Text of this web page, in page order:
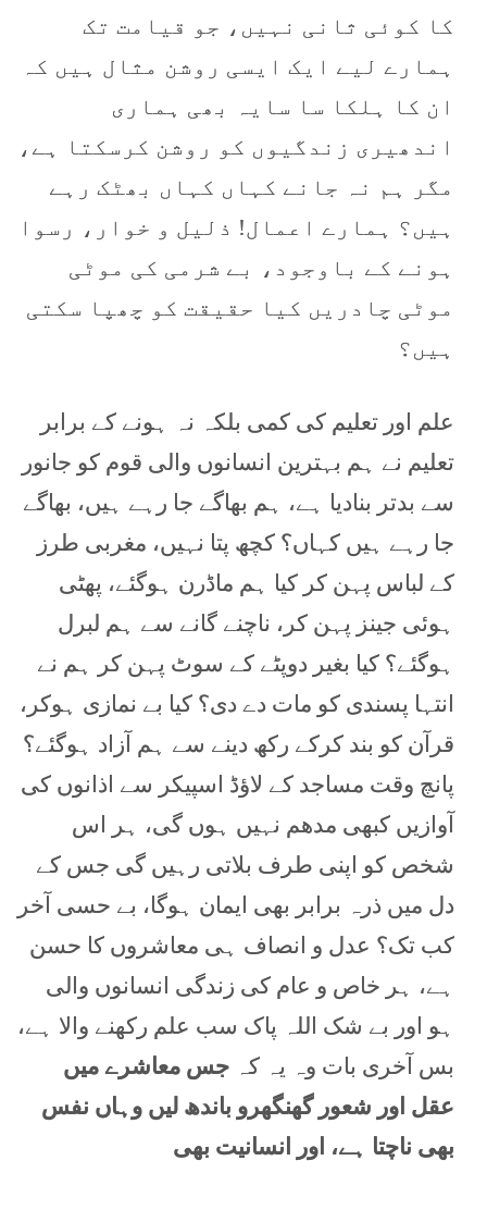
کا کوئی ثانی نہیں، جو قیامت تک
ہمارے لیے ایک ایسی روشن مثال ہیں کہ
ان کا ہلکا سا سایہ بھی ہماری
اندھیری زندگیوں کو روشن کرسکتا ہے،
مگر ہم نہ جانے کہاں کہاں بھٹک رہے
ہیں؟ ہمارے اعمال! ذلیل و خوار، رسوا
ہونے کے باوجود، بے شرمی کی موٹی
موٹی چادریں کیا حقیقت کو چھپا سکتی
ہیں؟
علم اور تعلیم کی کمی بلکہ نہ ہونے کے برابر
تعلیم نے ہم بہترین انسانوں والی قوم کو جانور
سے بدتر بنادیا ہے، ہم بھاگے جا رہے ہیں، بھاگے
جا رہے ہیں کہاں؟ کچھ پتا نہیں، مغربی طرز
کے لباس پہن کر کیا ہم ماڈرن ہوگئے، پھٹی
ہوئی جینز پہن کر، ناچنے گانے سے ہم لبرل
ہوگئے؟ کیا بغیر دوپٹے کے سوٹ پہن کر ہم نے
انتہا پسندی کو مات دے دی؟ کیا بے نمازی ہوکر،
قرآن کو بند کرکے رکھ دینے سے ہم آزاد ہوگئے؟
پانچ وقت مساجد کے لاؤڈ اسپیکر سے اذانوں کی
آوازیں کبھی مدھم نہیں ہوں گی، ہر اس
شخص کو اپنی طرف بلاتی رہیں گی جس کے
دل میں ذرہ برابر بھی ایمان ہوگا، بے حسی آخر
کب تک؟ عدل و انصاف ہی معاشروں کا حسن
ہے، ہر خاص و عام کی زندگی انسانوں والی
ہو اور بے شک اللہ پاک سب علم رکھنے والا ہے،
بس آخری بات وہ یہ کہ جس معاشرے میں
عقل اور شعور گھنگھرو باندھ لیں وہاں نفس
بھی ناچتا ہے، اور انسانیت بھی